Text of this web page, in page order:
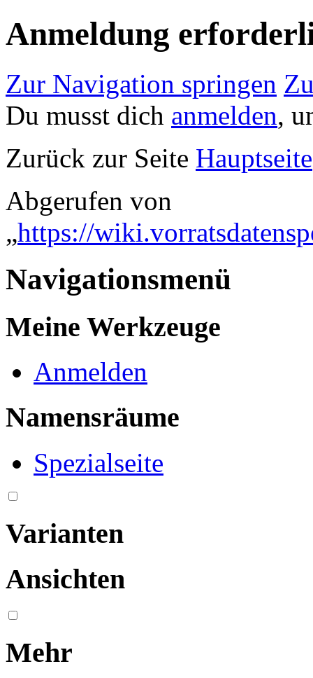
Anmeldung
Zur Navigation springen
Du musst dich anmelden,
Zurück zur Seite Hauptseite
Abgerufen von
„https://
Navigationsmenü
Meine Werkzeuge
Anmelden
Namensräume
Spezialseite
Varianten
Ansichten
Mehr